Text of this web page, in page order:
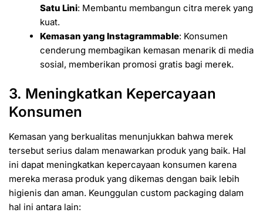
Satu Lini: Membantu membangun citra merek yang
kuat.
Kemasan yang Instagrammable: Konsumen
cenderung membagikan kemasan menarik di media
sosial, memberikan promosi gratis bagi merek.
3. Meningkatkan Kepercayaan
Konsumen
Kemasan yang berkualitas menunjukkan bahwa merek
tersebut serius dalam menawarkan produk yang baik. Hal
ini dapat meningkatkan kepercayaan konsumen karena
mereka merasa produk yang dikemas dengan baik lebih
higienis dan aman. Keunggulan custom packaging dalam
hal ini antara lain: